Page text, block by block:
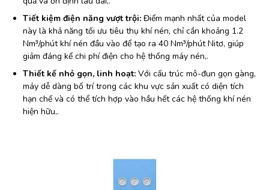
Tiết kiệm điện năng vượt trội: Điểm mạnh nhất của model
này là khả năng tối ưu tiêu thụ khí nén, chỉ cần khoảng 1.2
Nm³/phút khí nén đầu vào để tạo ra 40 Nm³/phút Nitơ, giúp
giảm đáng kể chi phí điện cho hệ thống máy nén,.
Thiết kế nhỏ gọn, linh hoạt: Với cấu trúc mô-đun gọn gàng,
máy dễ dàng bố trí trong các khu vực sản xuất có diện tích
hạn chế và có thể tích hợp vào hầu hết các hệ thống khí nén
hiện hữu,.